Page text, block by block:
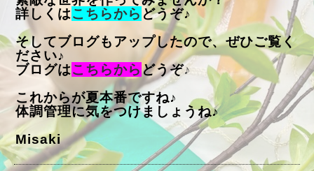
詳しくはこちらから どうぞ♪
そしてブログもアップしたので、ぜひご覧く
ださい♪
ブログはこちらからどうぞ♪
これからが夏本番ですね♪
体調管理に気をつけましょうね♪
Misaki